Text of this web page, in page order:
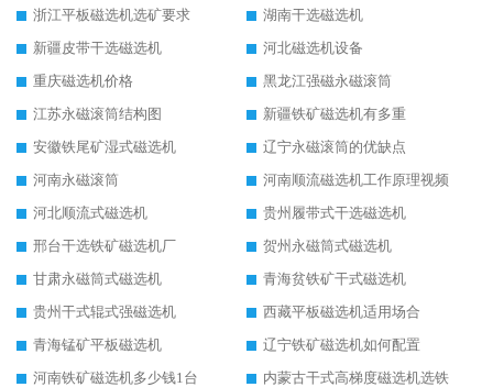
浙江平板磁选机选矿要求
湖南干选磁选机
新疆皮带干选磁选机
河北磁选机设备
重庆磁选机价格
黑龙江强磁永磁滚筒
江苏永磁滚筒结构图
新疆铁矿磁选机有多重
安徽铁尾矿湿式磁选机
辽宁永磁滚筒的优缺点
河南永磁滚筒
河南顺流磁选机工作原理视频
河北顺流式磁选机
贵州履带式干选磁选机
邢台干选铁矿磁选机厂
贺州永磁筒式磁选机
甘肃永磁筒式磁选机
青海贫铁矿干式磁选机
贵州干式辊式强磁选机
西藏平板磁选机适用场合
青海锰矿平板磁选机
辽宁铁矿磁选机如何配置
河南铁矿磁选机多少钱1台
内蒙古干式高梯度磁选机选铁